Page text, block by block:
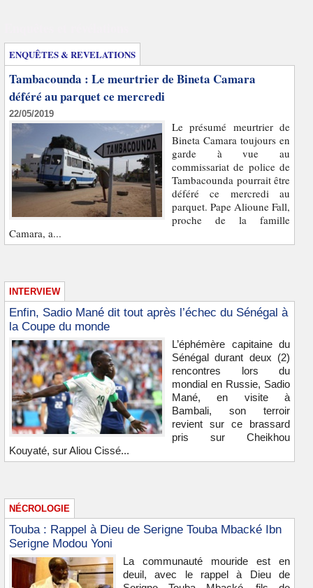
ENQUÊTES & REVELATIONS
Tambacounda : Le meurtrier de Bineta Camara
déféré au parquet ce mercredi
22/05/2019
Le présumé meurtrier de
Bineta Camara toujours en
garde à vue au
commissariat de police de
Tambacounda pourrait être
déféré ce mercredi au
parquet. Pape Alioune Fall,
proche de la famille
Camara, a...
INTERVIEW
Enfin, Sadio Mané dit tout après l’échec du Sénégal à
la Coupe du monde
L’éphémère capitaine du
Sénégal durant deux (2)
rencontres lors du
mondial en Russie, Sadio
Mané, en visite à
Bambali, son terroir
revient sur ce brassard
pris sur Cheikhou
Kouyaté, sur Aliou Cissé...
NÉCROLOGIE
Touba : Rappel à Dieu de Serigne Touba Mbacké Ibn
Serigne Modou Yoni
La communauté mouride est en
deuil, avec le rappel à Dieu de